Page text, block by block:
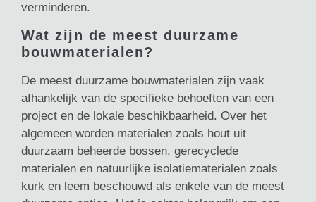
verminderen.
Wat zijn de meest duurzame
bouwmaterialen?
De meest duurzame bouwmaterialen zijn vaak
afhankelijk van de specifieke behoeften van een
project en de lokale beschikbaarheid. Over het
algemeen worden materialen zoals hout uit
duurzaam beheerde bossen, gerecyclede
materialen en natuurlijke isolatiematerialen zoals
kurk en leem beschouwd als enkele van de meest